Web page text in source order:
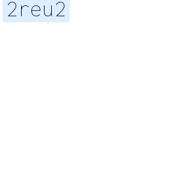
2reu2